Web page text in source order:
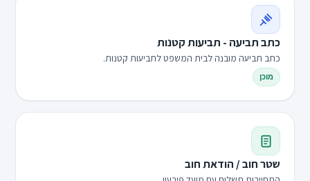
כתב תביעה - תביעות קטנות
כתב תביעה מובנה לבית המשפט לתביעות קטנות.
מוכן
שטר חוב / הודאת חוב